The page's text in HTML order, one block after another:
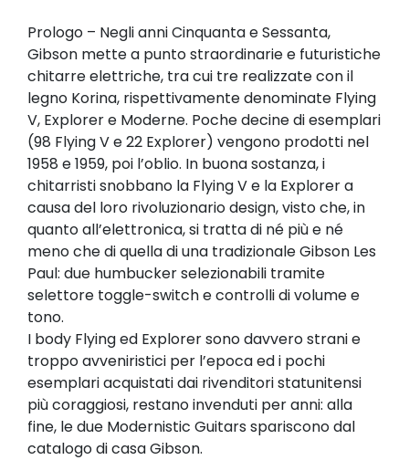
Prologo – Negli anni Cinquanta e Sessanta,
Gibson mette a punto straordinarie e futuristiche
chitarre elettriche, tra cui tre realizzate con il
legno Korina, rispettivamente denominate Flying
V, Explorer e Moderne. Poche decine di esemplari
(98 Flying V e 22 Explorer) vengono prodotti nel
1958 e 1959, poi l’oblio. In buona sostanza, i
chitarristi snobbano la Flying V e la Explorer a
causa del loro rivoluzionario design, visto che, in
quanto all’elettronica, si tratta di né più e né
meno che di quella di una tradizionale Gibson Les
Paul: due humbucker selezionabili tramite
selettore toggle-switch e controlli di volume e
tono.
I body Flying ed Explorer sono davvero strani e
troppo avveniristici per l’epoca ed i pochi
esemplari acquistati dai rivenditori statunitensi
più coraggiosi, restano invenduti per anni: alla
fine, le due Modernistic Guitars spariscono dal
catalogo di casa Gibson.